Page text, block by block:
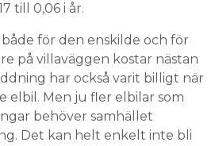
till 0,06 i år.
för den enskilde och för
på villaväggen kostar nästan
har också varit billigt när
elbil. Men ju fler elbilar som
behöver samhället
Det kan helt enkelt inte bli